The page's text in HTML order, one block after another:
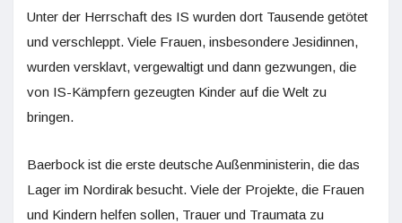
Unter der Herrschaft des IS wurden dort Tausende getötet
und verschleppt. Viele Frauen, insbesondere Jesidinnen,
wurden versklavt, vergewaltigt und dann gezwungen, die
von IS-Kämpfern gezeugten Kinder auf die Welt zu
bringen.
Baerbock ist die erste deutsche Außenministerin, die das
Lager im Nordirak besucht. Viele der Projekte, die Frauen
und Kindern helfen sollen, Trauer und Traumata zu